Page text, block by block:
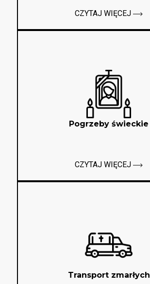
CZYTAJ WIĘCEJ
Pogrzeby świeckie
CZYTAJ WIĘCEJ
Transport zmarłych